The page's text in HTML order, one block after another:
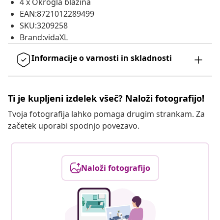
EAN:8721012289499
SKU:3209258
Brand:vidaXL
Informacije o varnosti in skladnosti
Ti je kupljeni izdelek všeč? Naloži fotografijo!
Tvoja fotografija lahko pomaga drugim strankam. Za
začetek uporabi spodnjo povezavo.
Naloži fotografijo